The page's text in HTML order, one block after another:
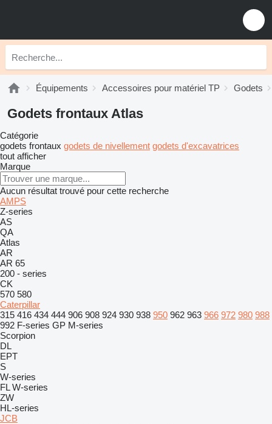
Équipements Accessoires pour matériel TP Godets
Godets frontaux Atlas
Catégorie
godets frontaux godets de nivellement godets d'excavatrices
tout afficher
Marque
Aucun résultat trouvé pour cette recherche
AMPS
Z-series
AS
QA
Atlas
AR
AR 65
200 - series
CK
570 580
Caterpillar
315 416 434 444 906 908 924 930 938 950 962 963 966 972 980 988
992 F-series GP M-series
Scorpion
DL
EPT
S
W-series
FL W-series
ZW
HL-series
JCB